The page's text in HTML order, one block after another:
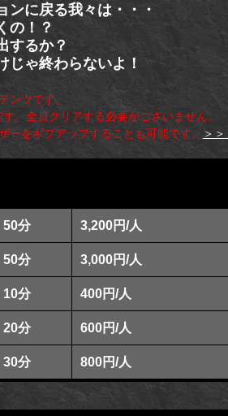
ンに戻る我々は・・・
の！？
するか？
じゃ終わらないよ！
ンツです。
。全員クリアする必要がございません。
ーをギブアップすることも可能です。
＞
50分 3,200円/人
50分 3,000円/人
10分 400円/人
20分 600円/人
30分 800円/人